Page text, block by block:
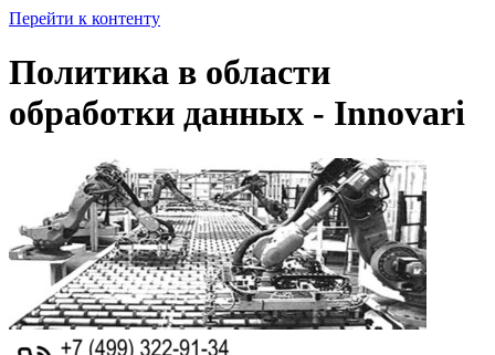
Перейти к контенту
Политика в области
обработки данных - Innovari